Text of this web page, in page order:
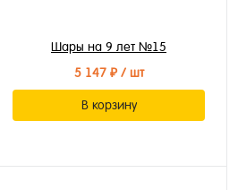
Шары на 9 лет №15
5 147 ₽/ шт
В корзину